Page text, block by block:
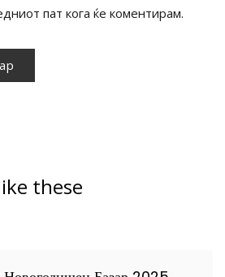
пат кога ќе коментирам.
these